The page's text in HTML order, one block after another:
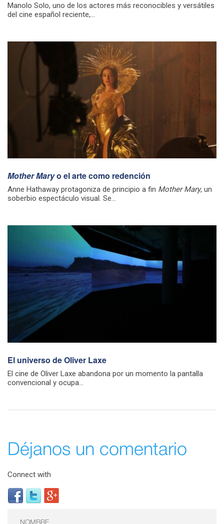
Manolo Solo, uno de los actores más reconocibles y versátiles
del cine español reciente,...
Mother Maryo el arte como redención
Anne Hathaway protagoniza de principio a fin Mother Mary, un
soberbio espectáculo visual. Se...
El universo de Oliver Laxe
El cine de Oliver Laxe abandona por un momento la pantalla
convencional y ocupa...
Déjanos un comentario
Connect with